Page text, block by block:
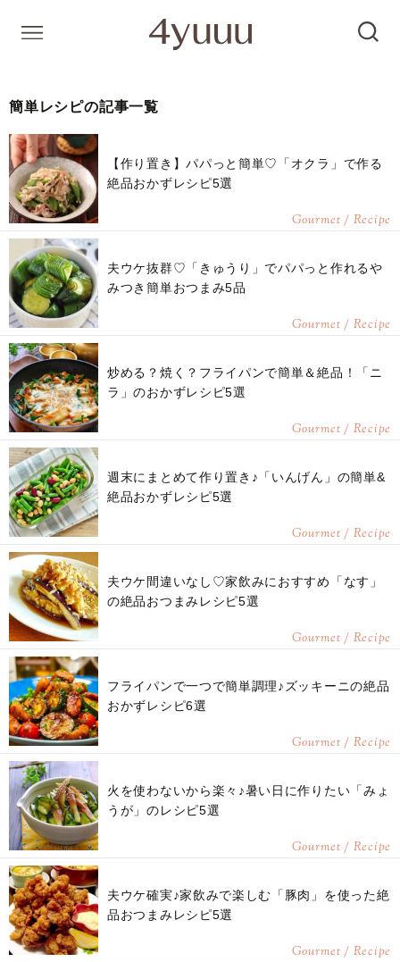
簡単レシピの記事一覧
【作り置き】パパっと簡単♡「オクラ」で作る
絶品おかずレシピ5選
Gourmet / Recipe
夫ウケ抜群♡「きゅうり」でパパっと作れるや
みつき簡単おつまみ5品
Gourmet / Recipe
炒める？焼く？フライパンで簡単＆絶品！「ニ
ラ」のおかずレシピ5選
Gourmet / Recipe
週末にまとめて作り置き♪「いんげん」の簡単&
絶品おかずレシピ5選
Gourmet / Recipe
夫ウケ間違いなし♡家飲みにおすすめ「なす」
の絶品おつまみレシピ5選
Gourmet / Recipe
フライパンで一つで簡単調理♪ズッキーニの絶品
おかずレシピ6選
Gourmet / Recipe
火を使わないから楽々♪暑い日に作りたい「みょ
うが」のレシピ5選
Gourmet / Recipe
夫ウケ確実♪家飲みで楽しむ「豚肉」を使った絶
品おつまみレシピ5選
Gourmet / Recipe